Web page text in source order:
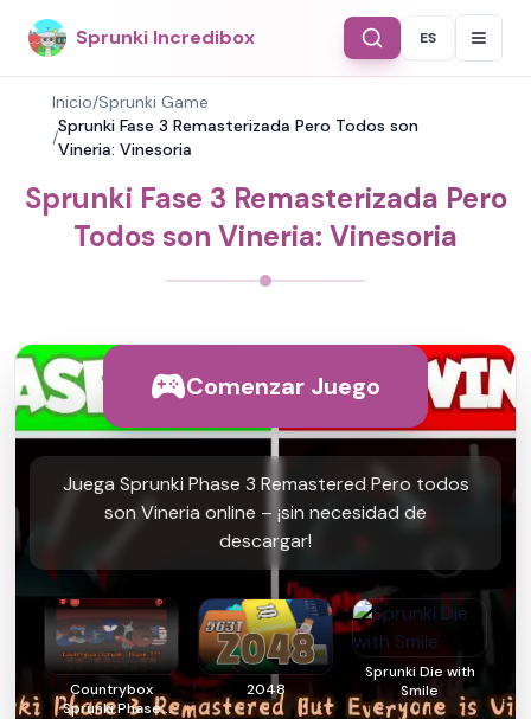
Sprunki Incredibox Select
ES
Inicio/Sprunki Game
/
Sprunki Fase 3 Remasterizada Pero Todos son
Vineria: Vinesoria
Sprunki Fase 3 Remasterizada Pero
Todos son Vineria: Vinesoria
Comenzar Juego
Juega Sprunki Phase 3 Remastered Pero todos
son Vineria online – ¡sin necesidad de
descargar!
Countrybox
Sprunki Phase
2048
Sprunki Die with
Smile